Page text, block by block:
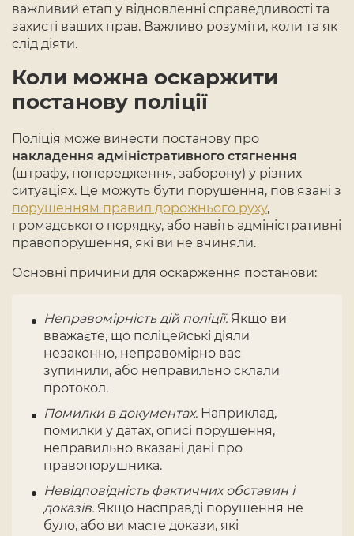
важливий етап у відновленні справедливості та
захисті ваших прав. Важливо розуміти, коли та як
слід діяти.
Коли можна оскаржити
постанову поліції
Поліція може винести постанову про
накладення адміністративного стягнення
(штрафу, попередження, заборону) у різних
ситуаціях. Це можуть бути порушення, пов'язані з
порушенням правил дорожнього руху,
громадського порядку, або навіть адміністративні
правопорушення, які ви не вчиняли.
Основні причини для оскарження постанови:
Неправомірність дій поліції. Якщо ви
вважаєте, що поліцейські діяли
незаконно, неправомірно вас
зупинили, або неправильно склали
протокол.
Помилки в документах. Наприклад,
помилки у датах, описі порушення,
неправильно вказані дані про
правопорушника.
Невідповідність фактичних обставин і
доказів. Якщо насправді порушення не
було, або ви маєте докази, які